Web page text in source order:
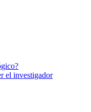
el investigador